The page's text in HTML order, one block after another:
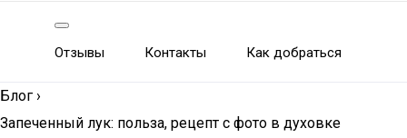
Отзывы Контакты Как добраться
Блог ›
Запеченный лук: польза, рецепт с фото в духовке